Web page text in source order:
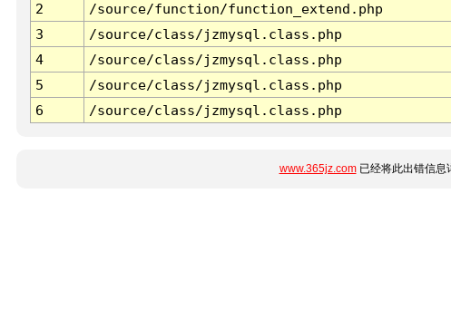
2
/source/function/function_extend.php
3
/source/class/jzmysql.class.php
4
/source/class/jzmysql.class.php
5
/source/class/jzmysql.class.php
6
/source/class/jzmysql.class.php
www.365jz.com已经将此出错信息